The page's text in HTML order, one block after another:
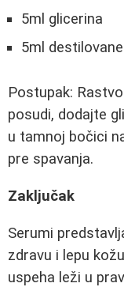
5ml glicerina
5ml
Postupak:
posudi, dodajte
u tamnoj bočici
pre spavanja.
Zaključak
Serumi
zdravu i lepu
uspeha leži u